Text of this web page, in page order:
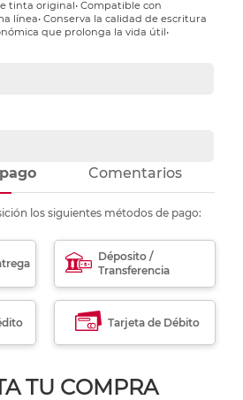
tinta original• Compatible con
línea• Conserva la calidad de escritura
que prolonga la vida útil•
Comentarios
los siguientes métodos de pago:
Déposito /
Transferencia
Tarjeta de Débito
TU COMPRA